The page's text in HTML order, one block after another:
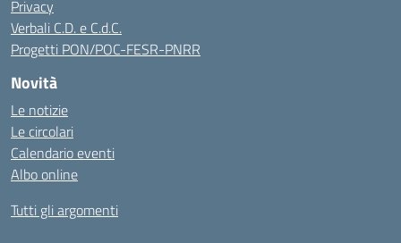
Privacy
Verbali C.D. e C.d.C.
Progetti PON/POC-FESR-PNRR
Novità
Le notizie
Le circolari
Calendario eventi
Albo online
Tutti gli argomenti